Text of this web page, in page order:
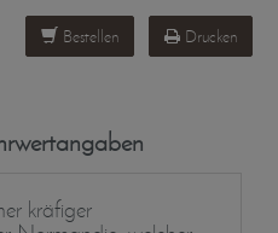
Bestellen Drucken
kräfiger